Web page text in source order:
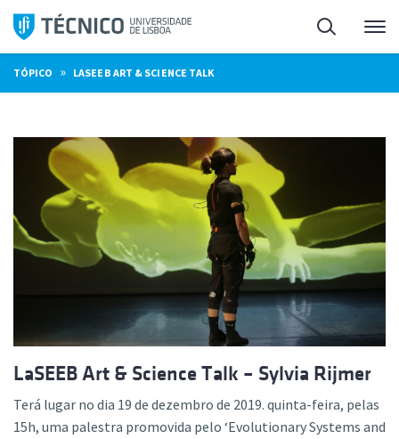
Saltar
para
o
conteúdo
Pesquisa
TÓPICO » LASEEB ART & SCIENCE TALK
LaSEEB Art & Science Talk – Sylvia Rijmer
Terá lugar no dia 19 de dezembro de 2019. quinta-feira, pelas
15h, uma palestra promovida pelo ‘Evolutionary Systems and